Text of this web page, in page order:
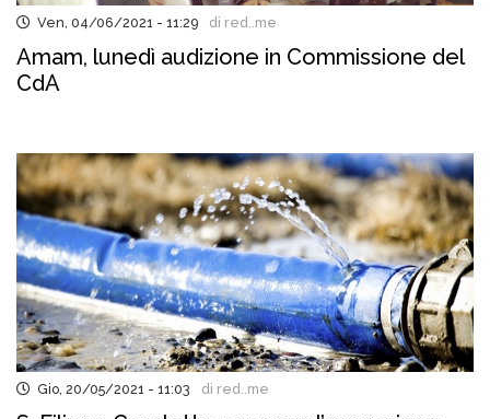
Ven, 04/06/2021 - 11:29 di red..me
Amam, lunedì audizione in Commissione del
CdA
Gio, 20/05/2021 - 11:03 di red..me